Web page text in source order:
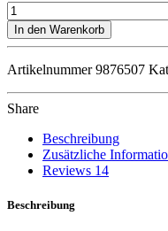
Kodak
Book
Menge
In den Warenkorb
Artikelnummer 9876507
Share
Beschreibung
Zusätzliche
Reviews 14
Beschreibung